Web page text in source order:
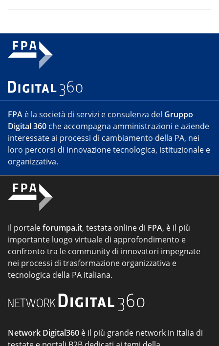
FPA è la società di servizi e consulenza del Gruppo
Digital 360 che accompagna amministrazioni e aziende
interessate ai processi di cambiamento della PA, nei
loro percorsi di innovazione tecnologica, istituzionale e
organizzativa.
Il portaleforumpa.it, testata online di FPA, è il più
importante luogo virtuale di approfondimento e
confronto tra le community di innovatori impegnate
nei processi di trasformazione organizzativa e
tecnologica della PA italiana.
Network Digital360 è il più grande network in Italia di